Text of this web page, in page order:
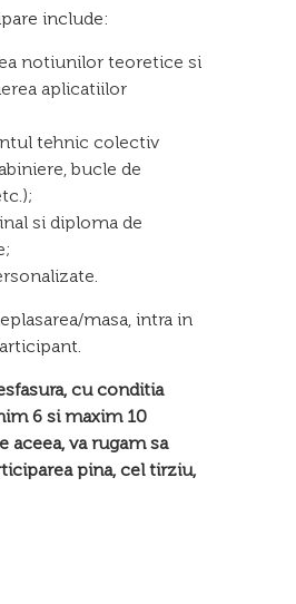
include:
notiunilor teoretice si
aplicatiilor
tehnic colectiv
bucle de
si diploma de
masa, intra in
cu conditia
6 si maxim 10
aceea, va rugam sa
pina, cel tirziu,